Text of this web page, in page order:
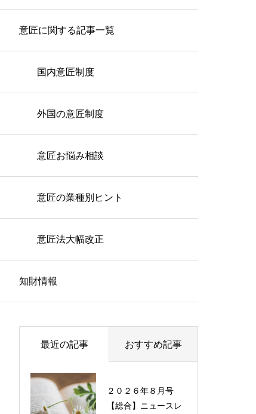
意匠に関する記事一覧
国内意匠制度
外国の意匠制度
意匠お悩み相談
意匠の業種別ヒント
意匠法大幅改正
知財情報
最近の記事 おすすめ記事
２０２６年８月号
【総合】ニュースレ
過去に配信したニュ